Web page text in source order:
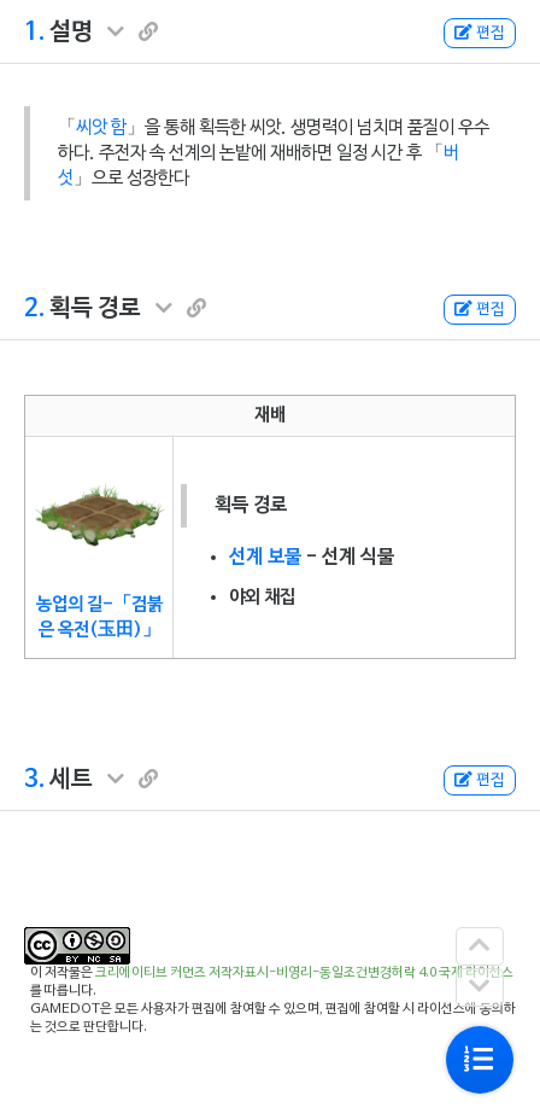
1. 설명 편집
「 씨앗 함」을 통해 획득한 씨앗. 생명력이 넘치며 품질이 우수
하다. 주전자 속 선계의 논밭에 재배하면 일정 시간 후 「 버
섯 」으로 성장한다
2. 획득 경로 편집
재배
농업의 길-「검붉
은 옥전(玉田)」
획득 경로
선계 보물 - 선계 식물
야외 채집
3. 세트 편집
이 저작물은크리에이티브 커먼즈 저작자표시-비영리-동일조건변경허락 4.0 국제 라이선스
를 따릅니다.
GAMEDOT은 모든 사용자가 편집에 참여할 수 있으며, 편집에 참여할 시 라이선스에 동의하
는 것으로 판단합니다.